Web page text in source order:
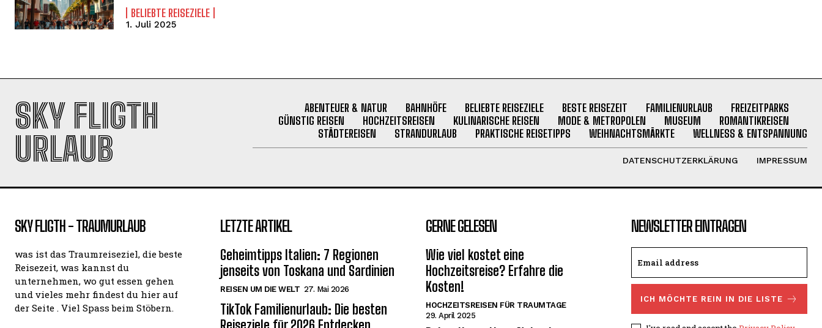
BELIEBTE REISEZIELE
1. Juli 2025
SKY FLIGTH
URLAUB
ABENTEUER & NATUR BAHNHÖFE BELIEBTE REISEZIELE BESTE REISEZEIT FAMILIENURLAUB
FREIZEITPARKS
GÜNSTIG REISEN
HOCHZEITSREISEN KULINARISCHE REISEN MODE & METROPOLEN MUSEUM
ROMANTIKREISEN
STÄDTEREISEN
STRANDURLAUB PRAKTISCHE REISETIPPS WEIHNACHTSMÄRKTE WELLNESS & ENTSPANNUNG
DATENSCHUTZERKLÄRUNG IMPRESSUM
SKY FLIGTH - TRAUMURLAUB
was ist das Traumreiseziel, die beste
Reisezeit, was kannst du
unternehmen, wo gut essen gehen
und vieles mehr findest du hier auf
der Seite . Viel Spass beim Stöbern.
LETZTE ARTIKEL
Geheimtipps Italien: 7 Regionen
jenseits von Toskana und Sardinien
REISEN UM DIE WELT 27. Mai 2026
TikTok Familienurlaub: Die besten
GERNE GELESEN
Wie viel kostet eine
Hochzeitsreise? Erfahre die
Kosten!
HOCHZEITSREISEN FÜR TRAUMTAGE
29. April 2025
NEWSLETTER EINTRAGEN
ICH MÖCHTE REIN IN DIE LISTE